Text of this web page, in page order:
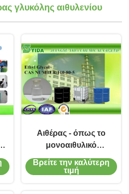
γλυκόλης αιθυλενίου
Αιθέρας - όπως το
μονοαιθυλικό
ληξιαρχείο αριθμός 110-
80-5 αιθέρα CAS
Βρείτε την καλύτερη
τιμή